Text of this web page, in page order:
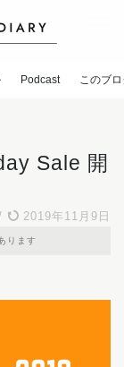
Podcast このブ
Sale 開
2019年11月9日
ります